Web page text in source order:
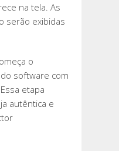
na tela. As
serão exibidas
o
software com
etapa
autêntica e